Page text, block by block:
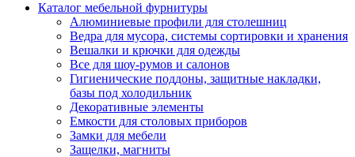
Каталог мебельной фурнитуры
Алюминиевые профили для столешниц
Ведра для мусора, системы сортировки и хранения
Вешалки и крючки для одежды
Все для шоу-румов и салонов
Гигиенические поддоны, защитные накладки,
базы под холодильник
Декоративные элементы
Емкости для столовых приборов
Замки для мебели
Защелки, магниты